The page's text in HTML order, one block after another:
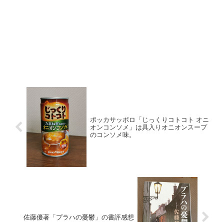
ポッカサッポロ「じっくりコトコト オニ
オンコンソメ」は具入りオニオンスープ
のコンソメ味。
佐藤優著「プラハの憂鬱」の書評感想